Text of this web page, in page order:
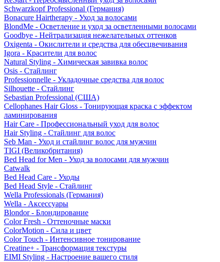
Schwarzkopf Professional (Германия)
Bonacure Hairtherapy - Уход за волосами
BlondMe - Осветление и уход за осветленными волосами
Goodbye - Нейтрализация нежелательных оттенков
Oxigenta - Окислители и средства для обесцвечивания
Igora - Красители для волос
Natural Styling - Химическая завивка волос
Osis - Стайлинг
Professionnelle - Укладочные средства для волос
Silhouette - Стайлинг
Sebastian Professional (США)
Cellophanes Hair Gloss - Тонирующая краска с эффектом
ламинирования
Hair Care - Профессиональный уход для волос
Hair Styling - Стайлинг для волос
Seb Man - Уход и стайлинг волос для мужчин
TIGI (Великобритания)
Bed Head for Men - Уход за волосами для мужчин
Catwalk
Bed Head Care - Уходы
Bed Head Style - Стайлинг
Wella Professionals (Германия)
Wella - Аксессуары
Blondor - Блондирование
Color Fresh - Оттеночные маски
ColorMotion - Сила и цвет
Color Touch - Интенсивное тонирование
Creatine+ - Трансформация текстуры
EIMI Styling - Настроение вашего стиля